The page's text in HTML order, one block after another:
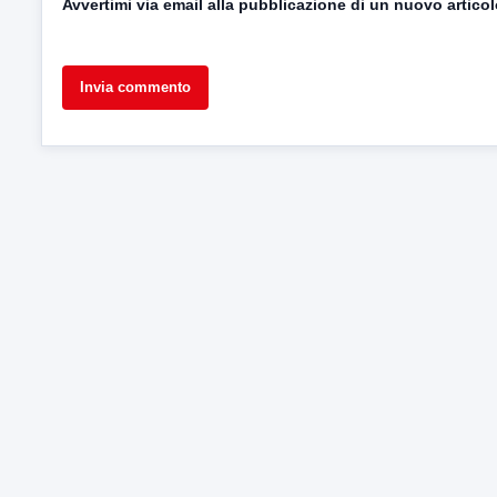
Avvertimi via email alla pubblicazione di un nuovo